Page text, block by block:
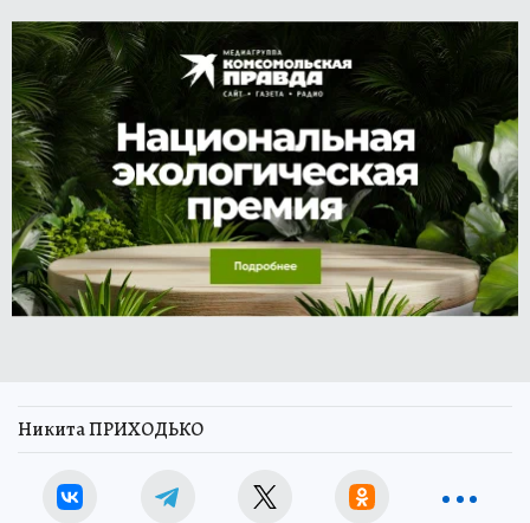
Никита ПРИХОДЬКО